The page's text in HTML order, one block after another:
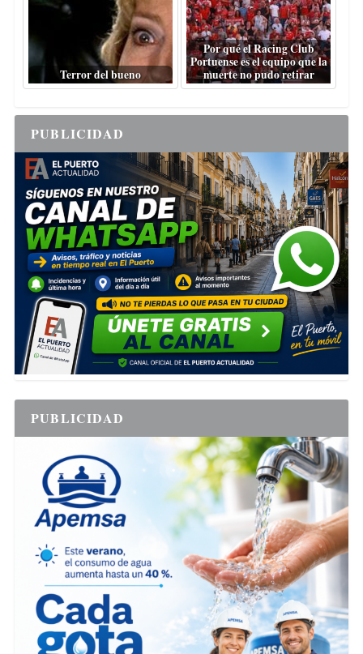
Terror del bueno
Por qué el Racing Club
Portuense es el equipo que la
muerte no pudo retirar
PUBLICIDAD
PUBLICIDAD